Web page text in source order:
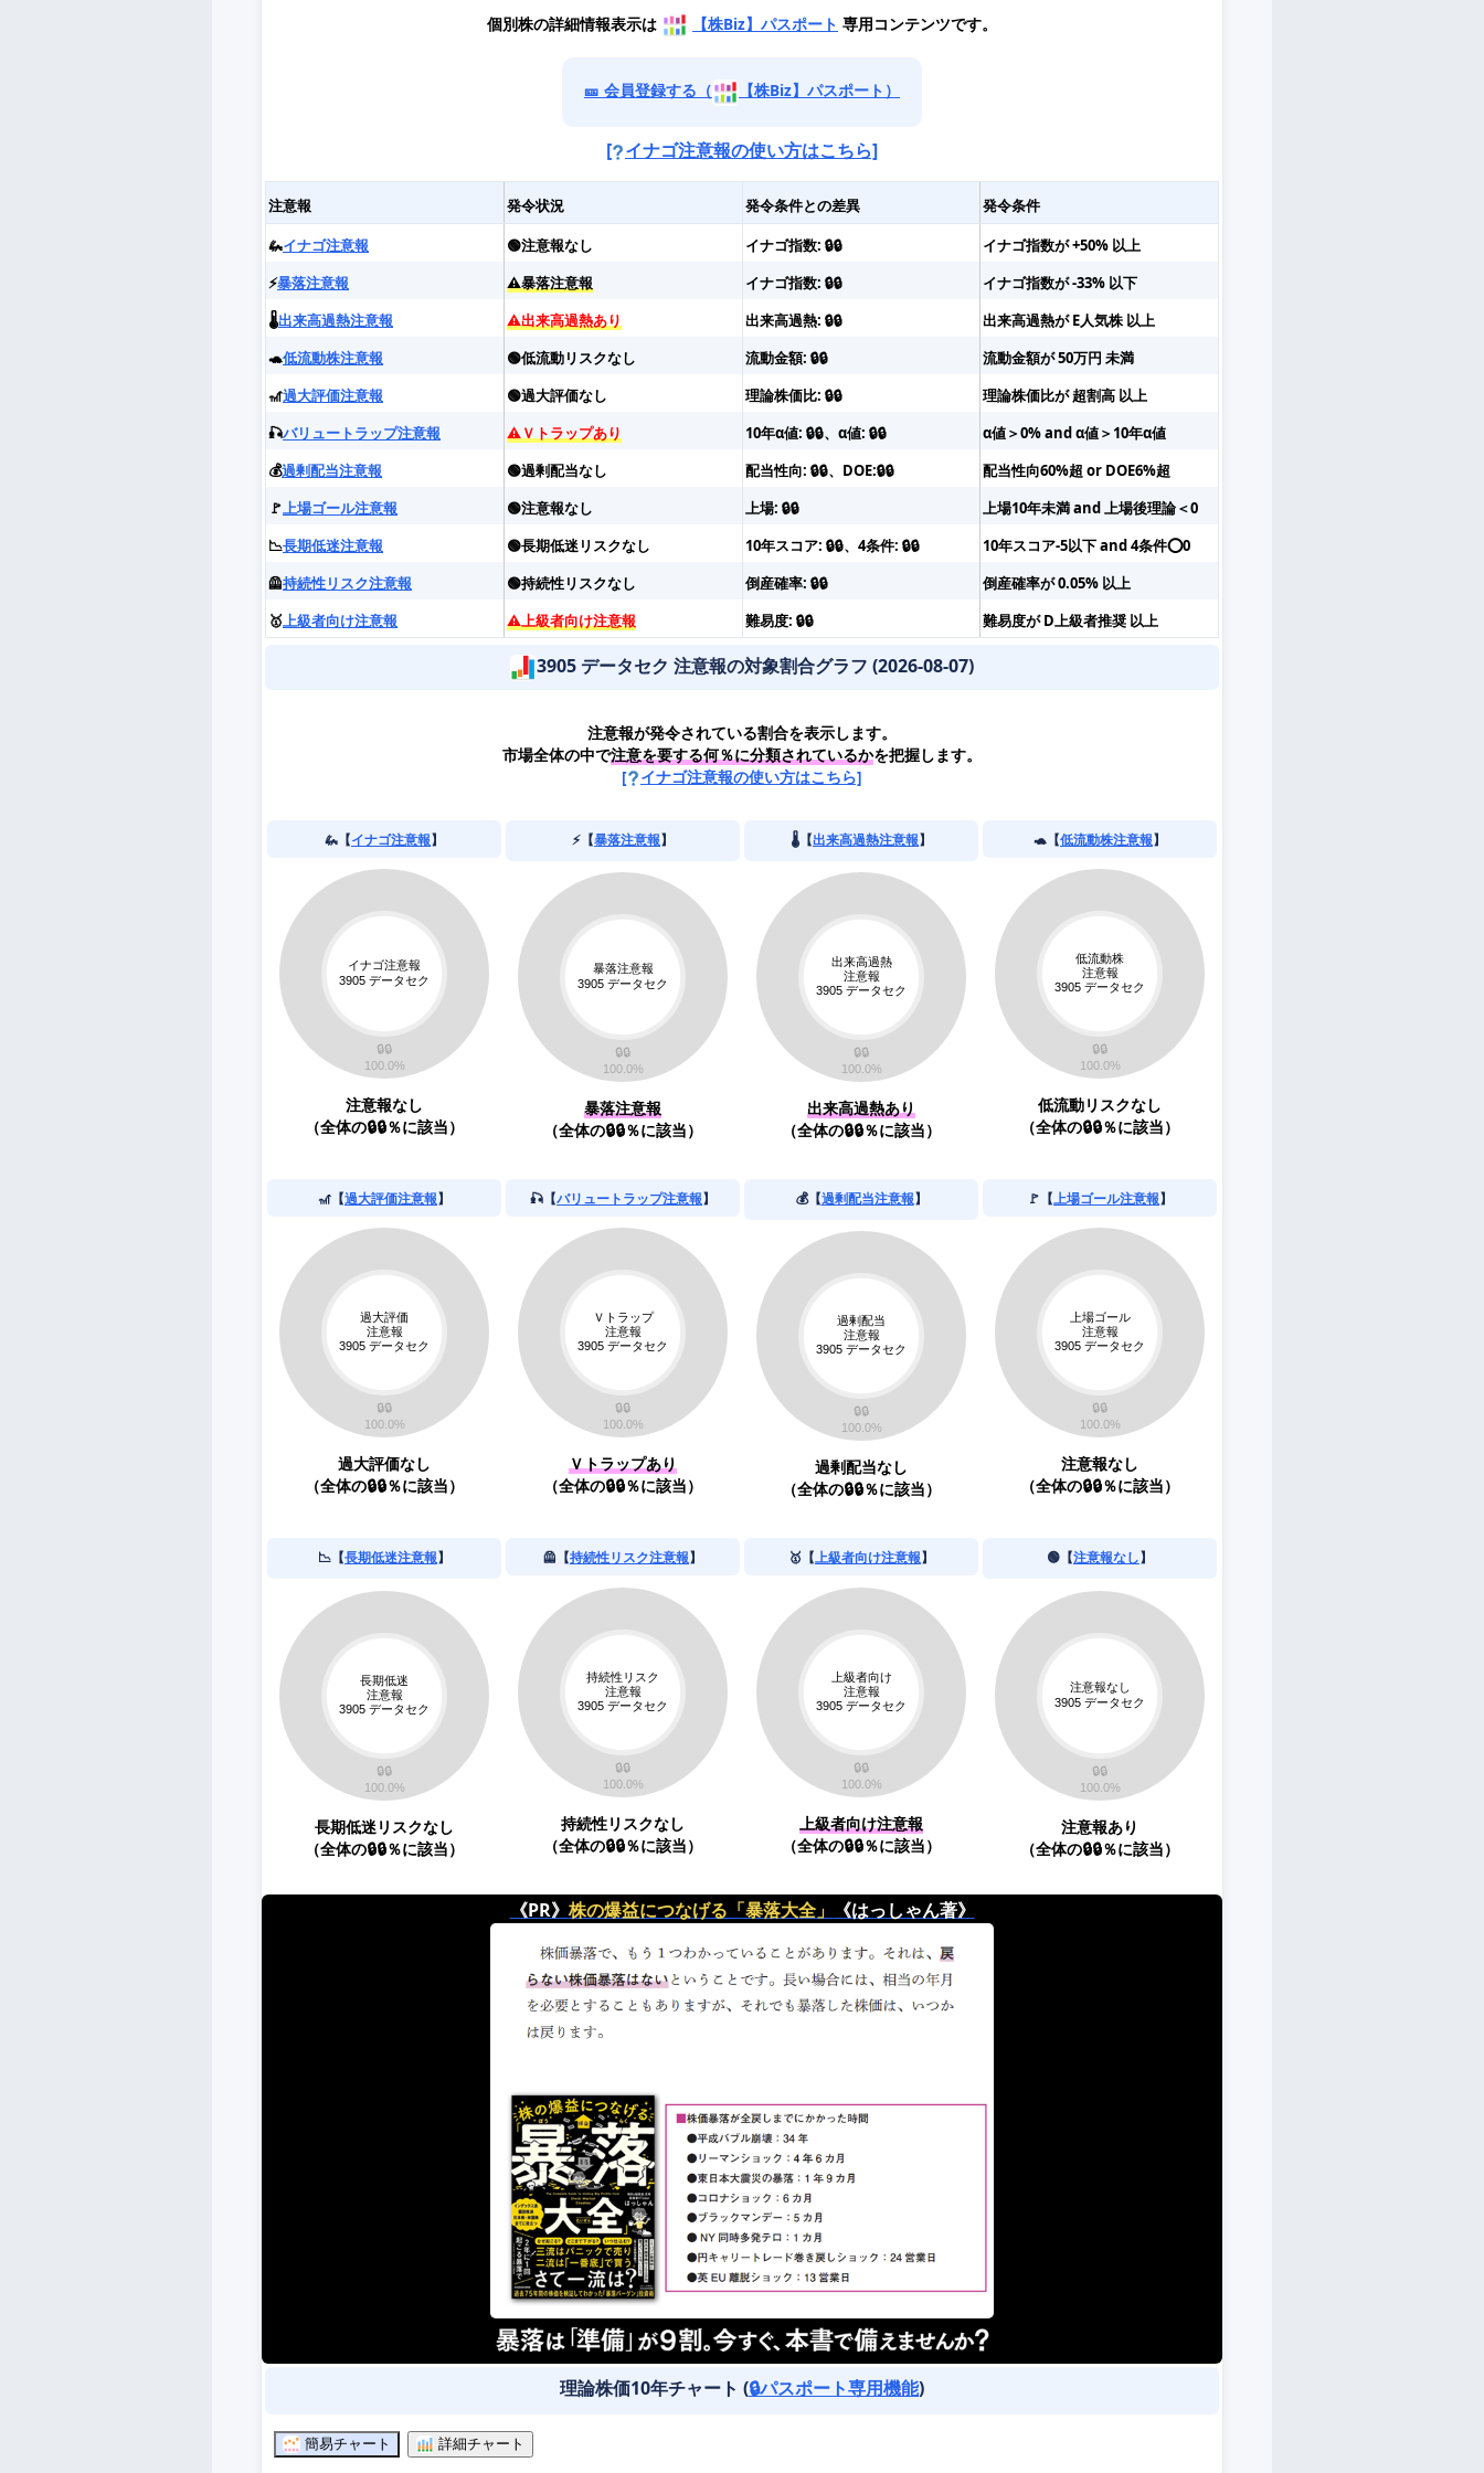
個別株の詳細情報表示は 【株Biz】パスポート 専用コンテンツです。
🎫 会員登録する（ 【株Biz】パスポート）
[ イナゴ注意報の使い方はこちら]
注意報 発令状況 発令条件との差異
発令条件
🦗イナゴ注意報 🟢注意報なし イナゴ指数: 🔒🔒
イナゴ指数が +50% 以上
⚡️暴落注意報 ⚠️暴落注意報 イナゴ指数: 🔒🔒
イナゴ指数が -33% 以下
🌡️出来高過熱注意報 ⚠️出来高過熱あり 出来高過熱: 🔒🔒
出来高過熱が E人気株 以上
🐢低流動株注意報 🟢低流動リスクなし 流動金額: 🔒🔒
流動金額が 50万円 未満
🎢過大評価注意報 🟢過大評価なし 理論株価比: 🔒🔒
理論株価比が 超割高 以上
🎣バリュートラップ注意報 ⚠️Ｖトラップあり 10年α値: 🔒🔒、α値: 🔒🔒
α値＞0% and α値＞10年α値
💰過剰配当注意報 🟢過剰配当なし 配当性向: 🔒🔒、DOE:🔒🔒
配当性向60%超 or DOE6%超
🚩上場ゴール注意報 🟢注意報なし 上場: 🔒🔒
上場10年未満 and 上場後理論＜0
📉長期低迷注意報 🟢長期低迷リスクなし 10年スコア: 🔒🔒、4条件: 🔒🔒
10年スコア-5以下 and 4条件⭕️0
🦺持続性リスク注意報 🟢持続性リスクなし 倒産確率: 🔒🔒
倒産確率が 0.05% 以上
🥇上級者向け注意報 ⚠️上級者向け注意報 難易度: 🔒🔒 難易度が D上級者推奨 以上
3905 データセク 注意報の対象割合グラフ (2026-08-07)
注意報が発令されている割合を表示します。
市場全体の中で注意を要する何％に分類されているかを把握します。
[
イナゴ注意報の使い方はこちら]
🦗【イナゴ注意報】
注意報なし
（全体の🔒🔒％に該当）
⚡️【暴落注意報】
暴落注意報
（全体の🔒🔒％に該当）
🌡️【出来高過熱注意報】
出来高過熱あり
（全体の🔒🔒％に該当）
🐢【低流動株注意報】
低流動リスクなし
（全体の🔒🔒％に該当）
🎢【過大評価注意報】
過大評価なし
（全体の🔒🔒％に該当）
🎣【バリュートラップ注意報】
Ｖトラップあり
（全体の🔒🔒％に該当）
💰【過剰配当注意報】
過剰配当なし
（全体の🔒🔒％に該当）
🚩【上場ゴール注意報】
注意報なし
（全体の🔒🔒％に該当）
📉【長期低迷注意報】
長期低迷リスクなし
（全体の🔒🔒％に該当）
🦺【持続性リスク注意報】
持続性リスクなし
（全体の🔒🔒％に該当）
🥇【上級者向け注意報】
上級者向け注意報
（全体の🔒🔒％に該当）
🟢【注意報なし】
注意報あり
（全体の🔒🔒％に該当）
《PR》 株の爆益につなげる「暴落大全」 《はっしゃん著》
理論株価10年チャート (🔒パスポート専用機能)
簡易チャート 詳細チャート